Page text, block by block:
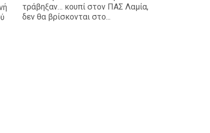
τράβηξαν… κουπί στον ΠΑΣ Λαμία,
δεν θα βρίσκονται στο...